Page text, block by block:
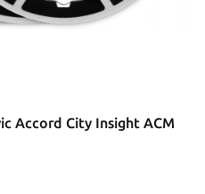
Accord City Insight ACM